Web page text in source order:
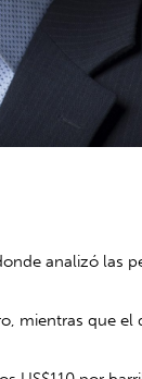
analizó las
que